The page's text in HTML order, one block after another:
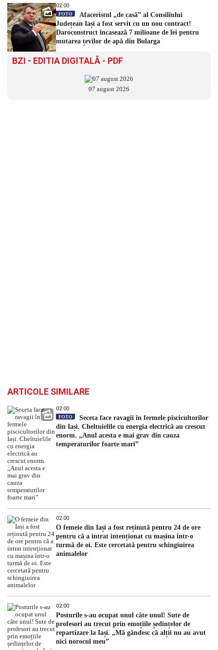
02:00
FOTO
Afaceristul „de casă” al Consiliului
Județean Iași a fost servit cu un nou contract!
Daroconstruct încasează 7 milioane de lei pentru
mutarea țevilor de apă din Bularga
BZI - EDITIA DIGITALĂ - PDF
07 august 2026
ARTICOLE SIMILARE
02:00
FOTO
Seceta face ravagii în fermele piscicultorilor
din Iași. Cheltuielile cu energia electrică au crescut
enorm. „Anul acesta e mai grav din cauza
temperaturilor foarte mari”
02:00
O femeie din Iași a fost reținută pentru 24 de ore
pentru că a intrat intenționat cu mașina într-o
turmă de oi. Este cercetată pentru schingiuirea
animalelor
02:00
Posturile s-au ocupat unul câte unul! Sute de
profesori au trecut prin emoțiile ședințelor de
repartizare la Iași. „Mă gândesc că alții nu au avut
nici norocul meu”